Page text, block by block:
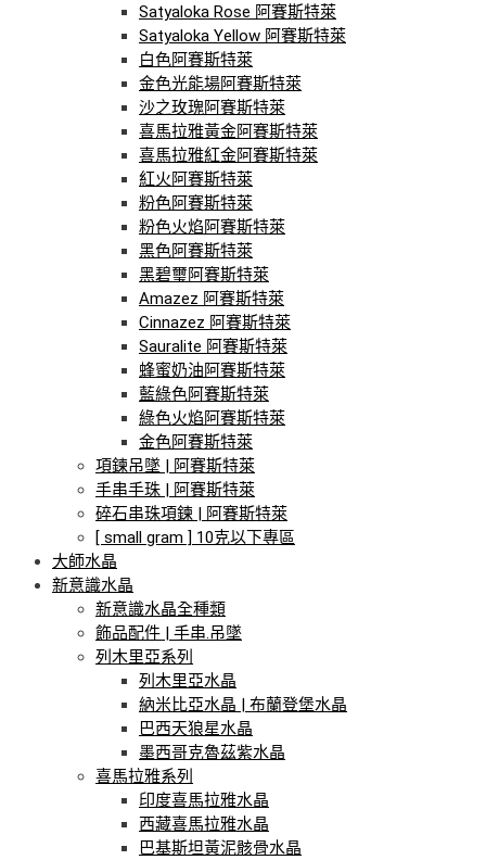
Satyaloka Rose 阿賽斯特萊
Satyaloka Yellow 阿賽斯特萊
白色阿賽斯特萊
金色光能場阿賽斯特萊
沙之玫瑰阿賽斯特萊
喜馬拉雅黃金阿賽斯特萊
喜馬拉雅紅金阿賽斯特萊
紅火阿賽斯特萊
粉色阿賽斯特萊
粉色火焰阿賽斯特萊
黑色阿賽斯特萊
黑碧璽阿賽斯特萊
Amazez 阿賽斯特萊
Cinnazez 阿賽斯特萊
Sauralite 阿賽斯特萊
蜂蜜奶油阿賽斯特萊
藍綠色阿賽斯特萊
綠色火焰阿賽斯特萊
金色阿賽斯特萊
項鍊吊墜 | 阿賽斯特萊
手串手珠 | 阿賽斯特萊
碎石串珠項鍊 | 阿賽斯特萊
[ small gram ] 10克以下專區
大師水晶
新意識水晶
新意識水晶全種類
飾品配件 | 手串.吊墜
列木里亞系列
列木里亞水晶
納米比亞水晶 | 布蘭登堡水晶
巴西天狼星水晶
墨西哥克魯茲紫水晶
喜馬拉雅系列
印度喜馬拉雅水晶
西藏喜馬拉雅水晶
巴基斯坦黃泥骸骨水晶